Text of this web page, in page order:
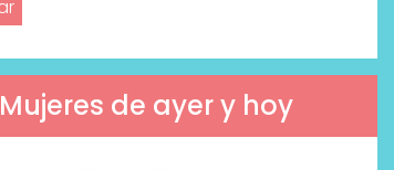
Mujeres de ayer y hoy